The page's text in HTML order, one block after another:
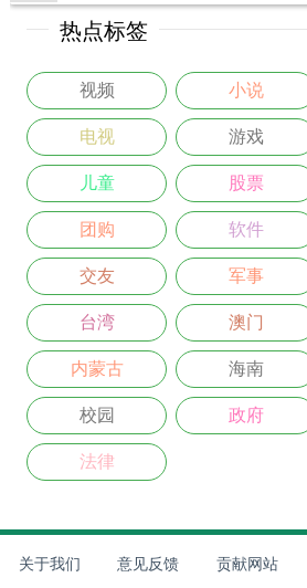
热点标签
视频 小说
电视 游戏
儿童 股票
团购 软件
交友 军事
台湾 澳门
内蒙古 海南
校园 政府
法律
关于我们 意见反馈 贡献网站